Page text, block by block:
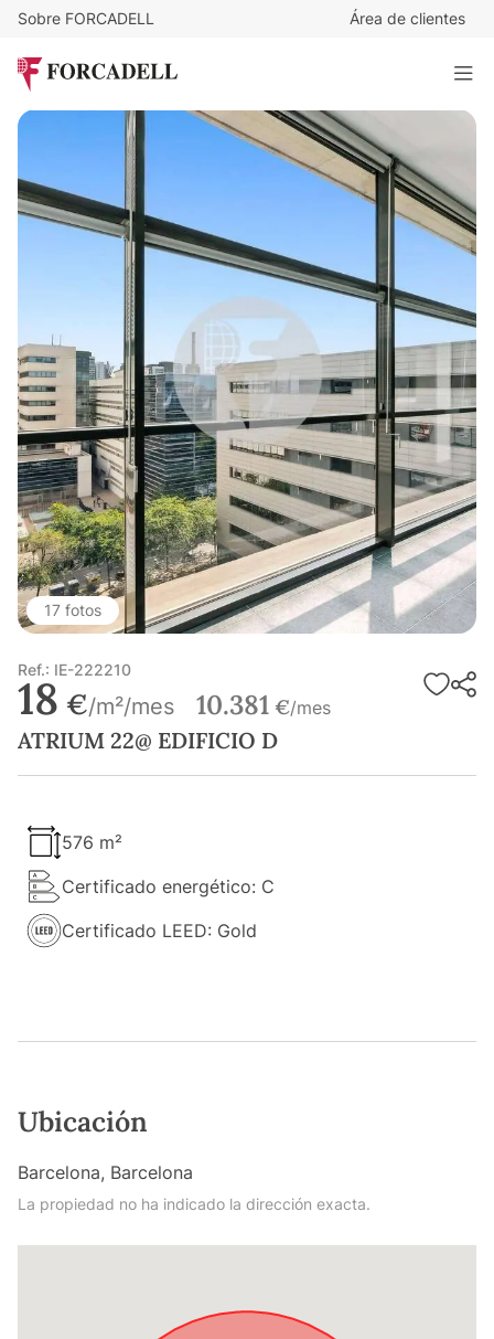
Sobre FORCADELL Área de clientes
ATRIUM 22@ EDIFICIO D
576 m²
17 fotos
Ref.: IE-222210
18 €/m²/mes 10.381 €/mes
ATRIUM 22@ EDIFICIO D
576 m²
Certificado energético: C
Certificado LEED: Gold
Ubicación
Barcelona, Barcelona
La propiedad no ha indicado la dirección exacta.